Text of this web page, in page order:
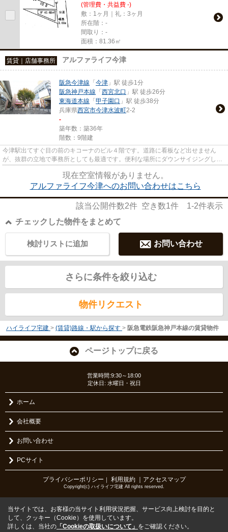
(管理費・共益費 -)
敷：1ヶ月｜礼：3ヶ月
所在階：-
間取り：-
面積：81.36㎡
賃貸｜店舗事務所 アルファライフ今津
阪急今津線 「 今津 」駅 徒歩1分
阪急神戸本線 「 西宮北口 」駅 徒歩26分
東海道本線 「 甲子園口 」駅 徒歩38分
兵庫県西宮市今津水波町2-2
-
築年数：築36年
階数：9階建
今津駅出てすぐ目の前のキコーナのビル４階です。道路に看板など出せません
が、抜群の立地で事務所としても最適です。便利な場所にダウンサイジングした
現在空室情報がありません。
アルファライフ今津へのお問い合わせはこちら
該当公開件数2件 空き数1件 1-2件表示
チェックした物件をまとめて
お問い合わせ
検討リストに追加
さらに条件を絞り込む
物件リクエスト
ハイライフ宅建 > (賃貸)路線・駅から探す > 阪急電鉄阪急神戸本線の賃貸物件
ページトップに戻る
営業時間:9:30～18:00
定休日: 水曜日・祝日
ホーム
会社概要
お問い合わせ
PCサイト
プライバシーポリシー ｜ 利用規約 ｜アクセスマップ
Copyright(c) ハイライフ宅建 All rights reserved.
当サイトでは、お客様の当サイト利用状況把握、サービス向上検討を目的と
して、クッキー（Cookie）を使用しています。
詳しくは、当社の 「Cookieの取扱いについて」 をご確認ください。